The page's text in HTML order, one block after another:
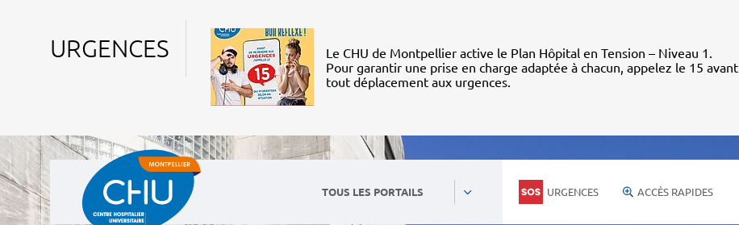
URGENCES
Le CHU de Montpellier active le Plan Hôpital en Tension – Niveau 1.
Pour garantir une prise en charge adaptée à chacun, appelez le 15 avant
tout déplacement aux urgences.
TOUS LES PORTAILS URGENCES ACCÈS RAPIDES